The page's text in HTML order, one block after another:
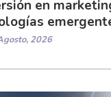
en
2026